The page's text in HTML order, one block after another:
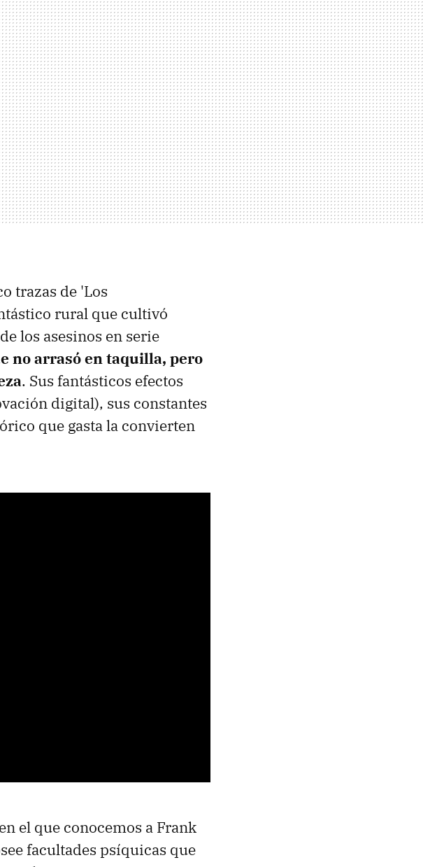
trazas de 'Los
rural que cultivó
los asesinos en serie
no arrasó en taquilla, pero
. Sus fantásticos efectos
digital), sus constantes
que gasta la convierten
el que conocemos a Frank
facultades psíquicas que